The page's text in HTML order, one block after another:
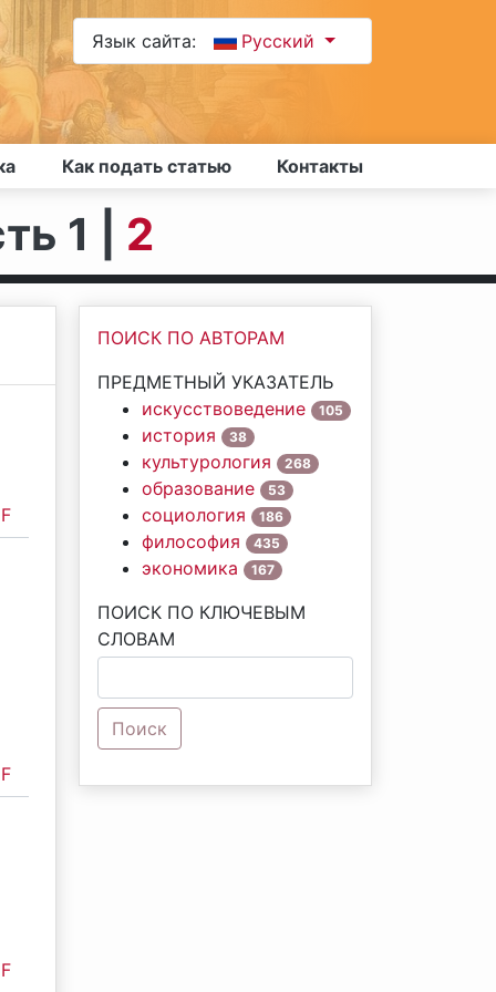
Язык сайта: Русский
Как подать статью Контакты
1 | 2
ПОИСК ПО АВТОРАМ
ПРЕДМЕТНЫЙ УКАЗАТЕЛЬ
искусствоведение
105
история 38
культурология 268
образование 53
социология 186
философия 435
экономика 167
ПОИСК ПО КЛЮЧЕВЫМ
СЛОВАМ
Поиск